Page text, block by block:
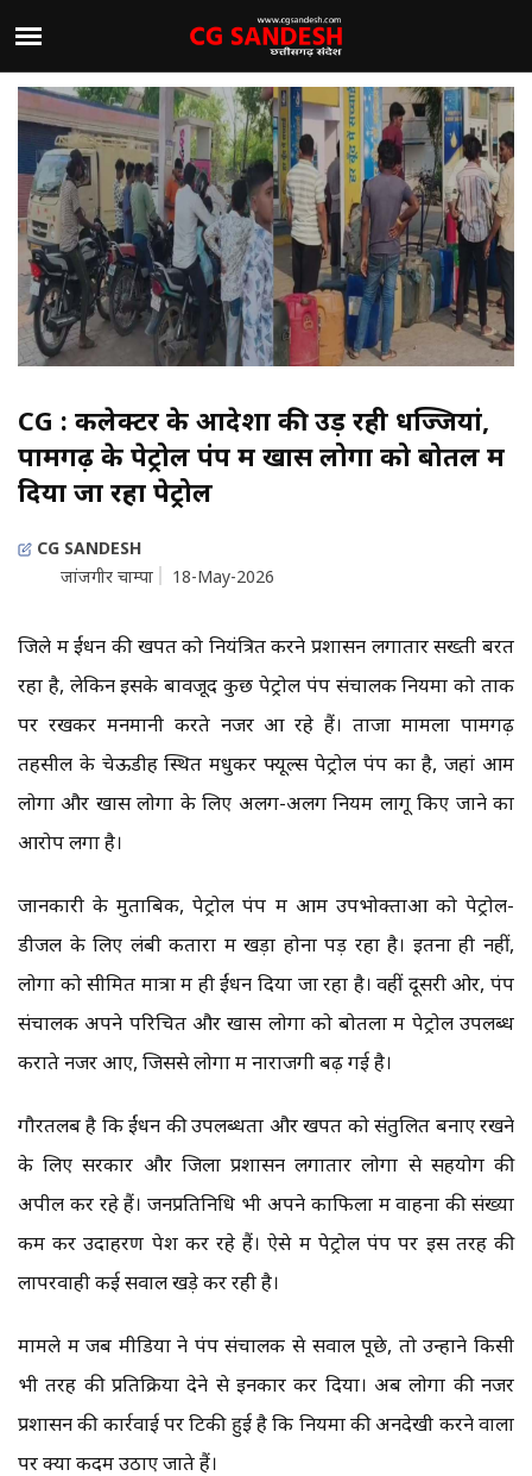
CG : कलेक्टर के आदेशों की उड़ रही धज्जियां,
पामगढ़ के पेट्रोल पंप में खास लोगों को बोतल में
दिया जा रहा पेट्रोल
CG SANDESH
जांजगीर चाम्पा
18-May-2026
जिले में ईंधन की खपत को नियंत्रित करने प्रशासन लगातार सख्ती बरत
रहा है, लेकिन इसके बावजूद कुछ पेट्रोल पंप संचालक नियमों को ताक
पर रखकर मनमानी करते नजर आ रहे हैं। ताजा मामला पामगढ़
तहसील के चेऊडीह स्थित मधुकर फ्यूल्स पेट्रोल पंप का है, जहां आम
लोगों और खास लोगों के लिए अलग-अलग नियम लागू किए जाने का
आरोप लगा है।
जानकारी के मुताबिक, पेट्रोल पंप में आम उपभोक्ताओं को पेट्रोल-
डीजल के लिए लंबी कतारों में खड़ा होना पड़ रहा है। इतना ही नहीं,
लोगों को सीमित मात्रा में ही ईंधन दिया जा रहा है। वहीं दूसरी ओर, पंप
संचालक अपने परिचित और खास लोगों को बोतलों में पेट्रोल उपलब्ध
कराते नजर आए, जिससे लोगों में नाराजगी बढ़ गई है।
गौरतलब है कि ईंधन की उपलब्धता और खपत को संतुलित बनाए रखने
के लिए सरकार और जिला प्रशासन लगातार लोगों से सहयोग की
अपील कर रहे हैं। जनप्रतिनिधि भी अपने काफिलों में वाहनों की संख्या
कम कर उदाहरण पेश कर रहे हैं। ऐसे में पेट्रोल पंप पर इस तरह की
लापरवाही कई सवाल खड़े कर रही है।
मामले में जब मीडिया ने पंप संचालक से सवाल पूछे, तो उन्होंने किसी
भी तरह की प्रतिक्रिया देने से इनकार कर दिया। अब लोगों की नजर
प्रशासन की कार्रवाई पर टिकी हुई है कि नियमों की अनदेखी करने वालों
पर क्या कदम उठाए जाते हैं।